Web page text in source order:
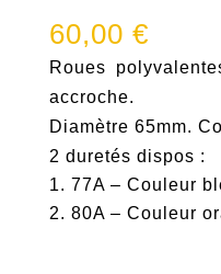
60,00 €
Roues
accroche.
Diamètre 65mm.
2 duretés dispos :
77A – Couleur
80A – Couleur